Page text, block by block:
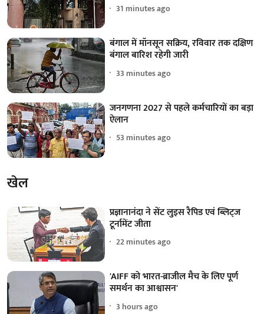
31 minutes ago
बंगाल में मॉनसून सक्रिय, रविवार तक दक्षिण
बंगाल बारिश रहेगी जारी
33 minutes ago
जनगणना 2027 से पहले कर्मचारियों का बड़ा
ऐलान
53 minutes ago
खेल
प्रज्ञानानंदा ने सेंट लुइस रैपिड एवं ब्लिट्ज
टूर्नामेंट जीता
22 minutes ago
'AIFF को भारत-ब्राजील मैच के लिए पूर्ण
समर्थन का आश्वासन'
3 hours ago